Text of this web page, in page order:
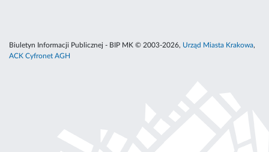
Biuletyn Informacji Publicznej - BIP MK © 2003-2026, Urząd Miasta Krakowa,
ACK Cyfronet AGH